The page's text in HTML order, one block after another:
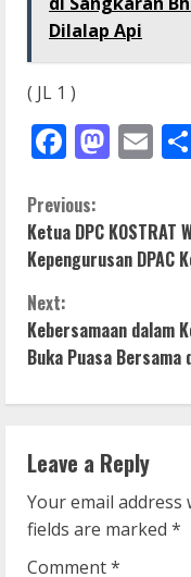
Dilalap Api
( JL 1 )
C
o
n
t
i
n
u
e
Previous:
Ketua DPC KOSTRAT
Kepengurusan DPAC
Next:
Kebersamaan dalam
Buka Puasa
Leave a Reply
Your email
fields are marked *
Comment*